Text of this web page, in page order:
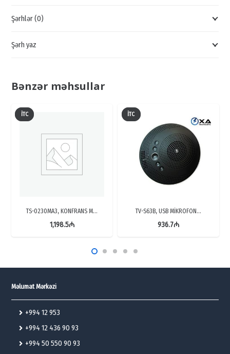
Şərhlər (0)
Şərh yaz
Bənzər məhsullar
İTC
TS-0230MA3, KONFRANS M…
1,198.5₼
İTC
TV-S63B, USB MİKROFON…
936.7₼
Məlumat Mərkəzi
+994 12 953
+994 12 436 90 93
+994 50 550 90 93